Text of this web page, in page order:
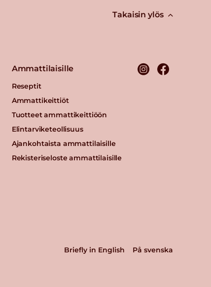
Takaisin ylös
Ammattilaisille
Reseptit
Ammattikeittiöt
Tuotteet ammattikeittiöön
Elintarviketeollisuus
Ajankohtaista ammattilaisille
Rekisteriseloste ammattilaisille
Briefly in English På svenska